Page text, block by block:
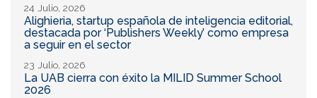
24 Julio, 2026
Alighieria, startup española de inteligencia editorial,
destacada por ‘Publishers Weekly’ como empresa
a seguir en el sector
23 Julio, 2026
La UAB cierra con éxito la MILID Summer School
2026